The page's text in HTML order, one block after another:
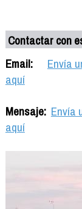
Contactar con
Email:
Envía
aquí
Mensaje: Envía
aquí